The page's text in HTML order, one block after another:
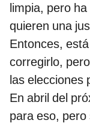
limpia, pero
quieren una
Entonces,
corregirlo,
las elecciones
En abril del
para eso,